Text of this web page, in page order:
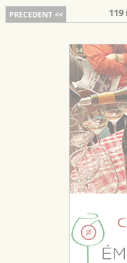
PRECEDENT <<